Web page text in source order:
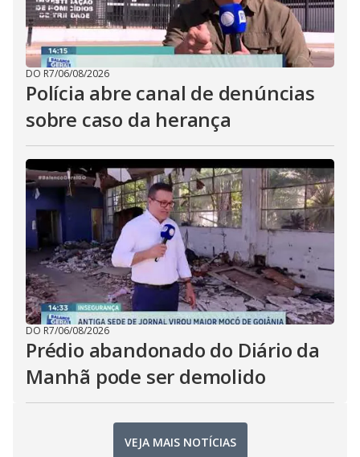
DO R7/06/08/2026
Polícia abre canal de denúncias
sobre caso da herança
DO R7/06/08/2026
Prédio abandonado do Diário da
Manhã pode ser demolido
VEJA MAIS NOTÍCIAS